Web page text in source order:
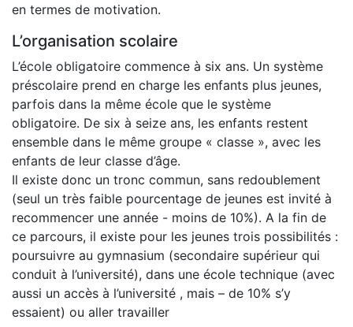
en termes de motivation.
L’organisation scolaire
L’école obligatoire commence à six ans. Un système
préscolaire prend en charge les enfants plus jeunes,
parfois dans la même école que le système
obligatoire. De six à seize ans, les enfants restent
ensemble dans le même groupe « classe », avec les
enfants de leur classe d’âge.
Il existe donc un tronc commun, sans redoublement
(seul un très faible pourcentage de jeunes est invité à
recommencer une année - moins de 10%). A la fin de
ce parcours, il existe pour les jeunes trois possibilités :
poursuivre au gymnasium (secondaire supérieur qui
conduit à l’université), dans une école technique (avec
aussi un accès à l’université , mais – de 10% s’y
essaient) ou aller travailler